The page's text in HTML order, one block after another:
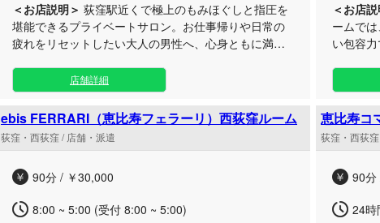
＜お店説明＞ 荻窪駅近くで極上のもみほぐしと指圧を
堪能できるプライベートサロン。お仕事帰りや日常の
疲れをリセットしたい大人の男性へ、心身ともに満た
静かな空間で、熟練のセラピストが一人ひとりの体調
に合わせて力加減を調整し、じっくりと深くコリをほ
ぐします。他人の目を気にせず自分だけの贅沢なひと
ときを過ごせるのが魅力です。 お仕事帰りの遅い時間
や、気分転換したいタイミングにもご利用いただけま
感ください。
店舗詳細
＜お店説
ームで
い包容
解放され
仕事や日
魔されず
落ち着い
ぐしやボ
イベート
な時間と
ebis FERRARI（恵比寿フェラーリ）西荻窪ルーム
荻窪・西荻窪 / 店舗・派遣
90分 / ￥30,000
8:00 ~ 5:00 (受付 8:00 ~ 5:00)
荻窪・西荻
90分
24時